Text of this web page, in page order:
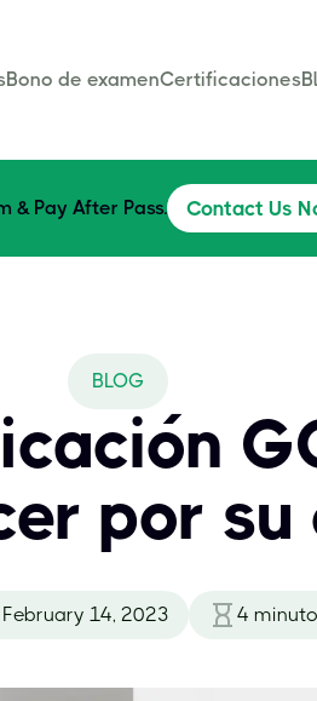
Bono de examenCertificaciones
& Pay After Pass. Contact Us
BLOG
por
February 14, 2023 4